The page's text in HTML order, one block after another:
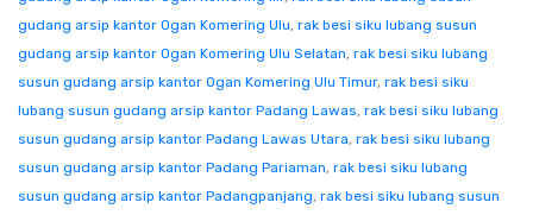
gudang arsip kantor Ogan Komering Ulu, rak besi siku lubang susun
gudang arsip kantor Ogan Komering Ulu Selatan, rak besi siku lubang
susun gudang arsip kantor Ogan Komering Ulu Timur, rak besi siku
lubang susun gudang arsip kantor Padang Lawas, rak besi siku lubang
susun gudang arsip kantor Padang Lawas Utara, rak besi siku lubang
susun gudang arsip kantor Padang Pariaman, rak besi siku lubang
susun gudang arsip kantor Padangpanjang, rak besi siku lubang susun